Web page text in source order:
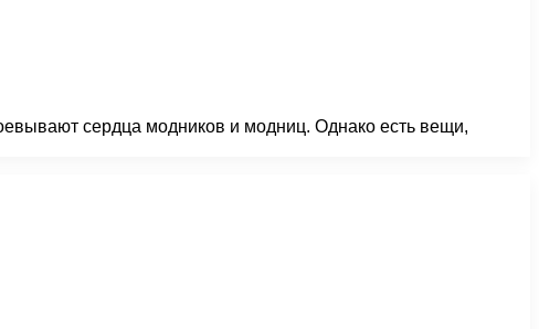
сердца модников и модниц. Однако есть вещи,